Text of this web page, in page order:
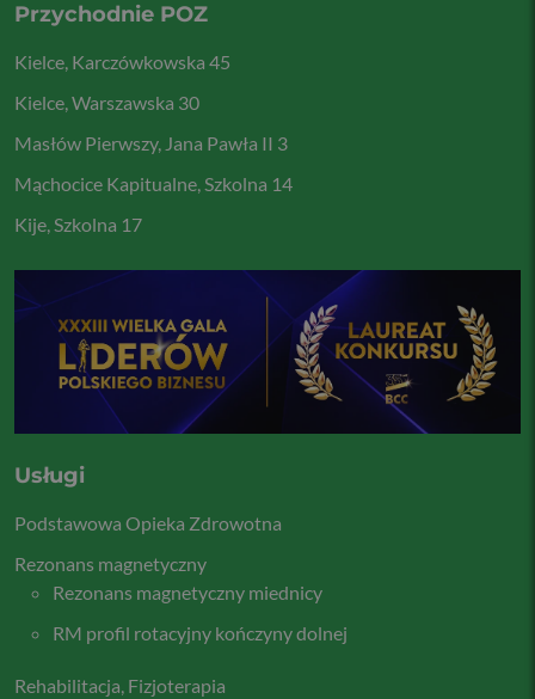
Przychodnie POZ
Kielce, Karczówkowska 45
Kielce, Warszawska 30
Masłów Pierwszy, Jana Pawła II 3
Mąchocice Kapitualne, Szkolna 14
Kije, Szkolna 17
Usługi
Podstawowa Opieka Zdrowotna
Rezonans magnetyczny
Rezonans magnetyczny miednicy
RM profil rotacyjny kończyny dolnej
Rehabilitacja, Fizjoterapia